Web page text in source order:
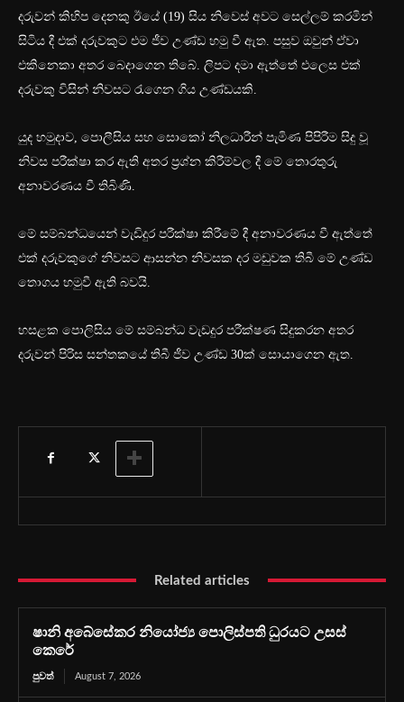
දරුවන් කිහිප දෙනකු ඊයේ (19) සිය නිවෙස් අවට සෙල්ලම් කරමින්
සිටිය දී එක් දරුවකුට එම ජීව උණ්ඩ හමු වී ඇත. පසුව ඔවුන් ඒවා
එකිනෙකා අතර බෙදාගෙන තිබේ. ලිපට දමා ඇත්තේ එලෙස එක්
දරුවකු විසින් නිවසට රැගෙන ගිය උණ්ඩයකි.
යුද හමුදාව, පොලීසිය සහ සොකෝ නිලධාරීන් පැමිණ පිපිරීම සිදු වූ
නිවස පරීක්ෂා කර ඇති අතර ප්‍රශ්න කිරීම්වල දී මේ තොරතුරු
අනාවරණය වී තිබිණි.
මේ සම්බන්ධයෙන් වැඩිදුර පරීක්ෂා කිරීමේ දී අනාවරණය වී ඇත්තේ
එක් දරුවකුගේ නිවසට ආසන්න නිවසක දර මඩුවක තිබී මේ උණ්ඩ
තොගය හමුවී ඇති බවයි.
හසළක පොලිසිය මේ සම්බන්ධ වැඩදුර පරීක්ෂණ සිදුකරන අතර
දරුවන් පිරිස සන්තකයේ තිබී ජීව උණ්ඩ 30ක් සොයාගෙන ඇත.
Related articles
ෂානි අබේසේකර නියෝජ්‍ය පොලිස්පති ධුරයට උසස්
කෙරේ
පුවත් August 7, 2026